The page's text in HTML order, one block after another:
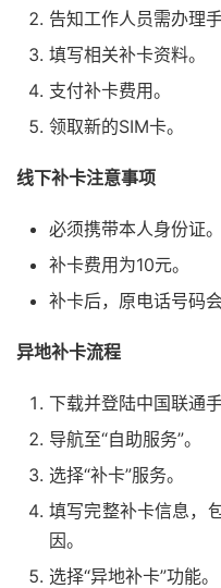
告知工作人员需办理
填写相关补卡资料。
支付补卡费用。
领取新的SIM卡。
线下补卡注意事项
必须携带本人身份证。
补卡费用为10元。
补卡后，原电话号码
异地补卡流程
下载并登陆中国联通
导航至“自助服务”。
选择“补卡”服务。
填写完整补卡信息，
因。
选择“异地补卡”功能。